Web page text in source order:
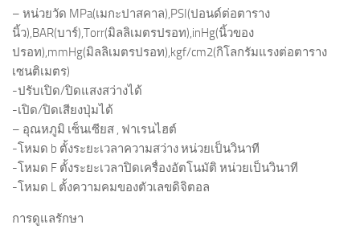
– หน่วยวัด MPa(เมกะปาสคาล),PSI(ปอนด์ต่อตาราง
นิ้ว),BAR(บาร์),Torr(มิลลิเมตรปรอท),inHg(นิ้วของ
ปรอท),mmHg(มิลลิเมตรปรอท),kgf/cm2(กิโลกรัมแรงต่อตาราง
เซนติเมตร)
-ปรับเปิด/ปิดแสงสว่างได้
-เปิด/ปิดเสียงปุ่มได้
– อุณหภูมิ เซ็นเซียส , ฟาเรนไฮต์
-โหมด b ตั้งระยะเวลาความสว่าง หน่วยเป็นวินาที
-โหมด F ตั้งระยะเวลาปิดเครื่องอัตโนมัติ หน่วยเป็นวินาที
-โหมด L ตั้งความคมของตัวเลขดิจิตอล
การดูแลรักษา